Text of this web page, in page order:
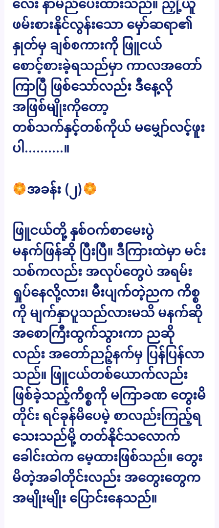
လေး နာမည်ပေးထားသည်။ ညှို့ယူ
ဖမ်းစားနိုင်လွန်းသော မှော်ဆရာ၏
နှုတ်မှ ချစ်စကားကို ဖြူငယ်
စောင့်စားခဲ့ရသည်မှာ ကာလအတော်
ကြာပြီ ဖြစ်သော်လည်း ဒီနေ့လို
အဖြစ်မျိုးကိုတော့
တစ်သက်နှင့်တစ်ကိုယ် မမျှော်လင့်ဖူး
ပါ……….။
အခန်း (၂)
ဖြူငယ်တို့ နှစ်ဝက်စာမေးပွဲ
မနက်ဖြန်ဆို ပြီးပြီ။ ဒီကြားထဲမှာ မင်း
သစ်ကလည်း အလုပ်တွေပဲ အရမ်း
ရှုပ်နေလို့လား၊ မီးပျက်တဲ့ညက ကိစ္စ
ကို မျက်နှာပူသည်လားမသိ မနက်ဆို
အစောကြီးထွက်သွားကာ ညဆို
လည်း အတော်ညဉ့်နက်မှ ပြန်ပြန်လာ
သည်။ ဖြူငယ်တစ်ယောက်လည်း
ဖြစ်ခဲ့သည့်ကိစ္စကို မကြာခဏ တွေးမိ
တိုင်း ရင်ခုန်မိပေမဲ့ စာလည်းကြည့်ရ
သေးသည်မို့ တတ်နိုင်သလောက်
ခေါင်းထဲက မေ့ထားဖြစ်သည်။ တွေး
မိတဲ့အခါတိုင်းလည်း အတွေးတွေက
အမျိုးမျိုး ပြောင်းနေသည်။